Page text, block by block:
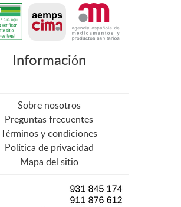
Información
Sobre nosotros
Preguntas frecuentes
Términos y condiciones
Política de privacidad
Mapa del sitio